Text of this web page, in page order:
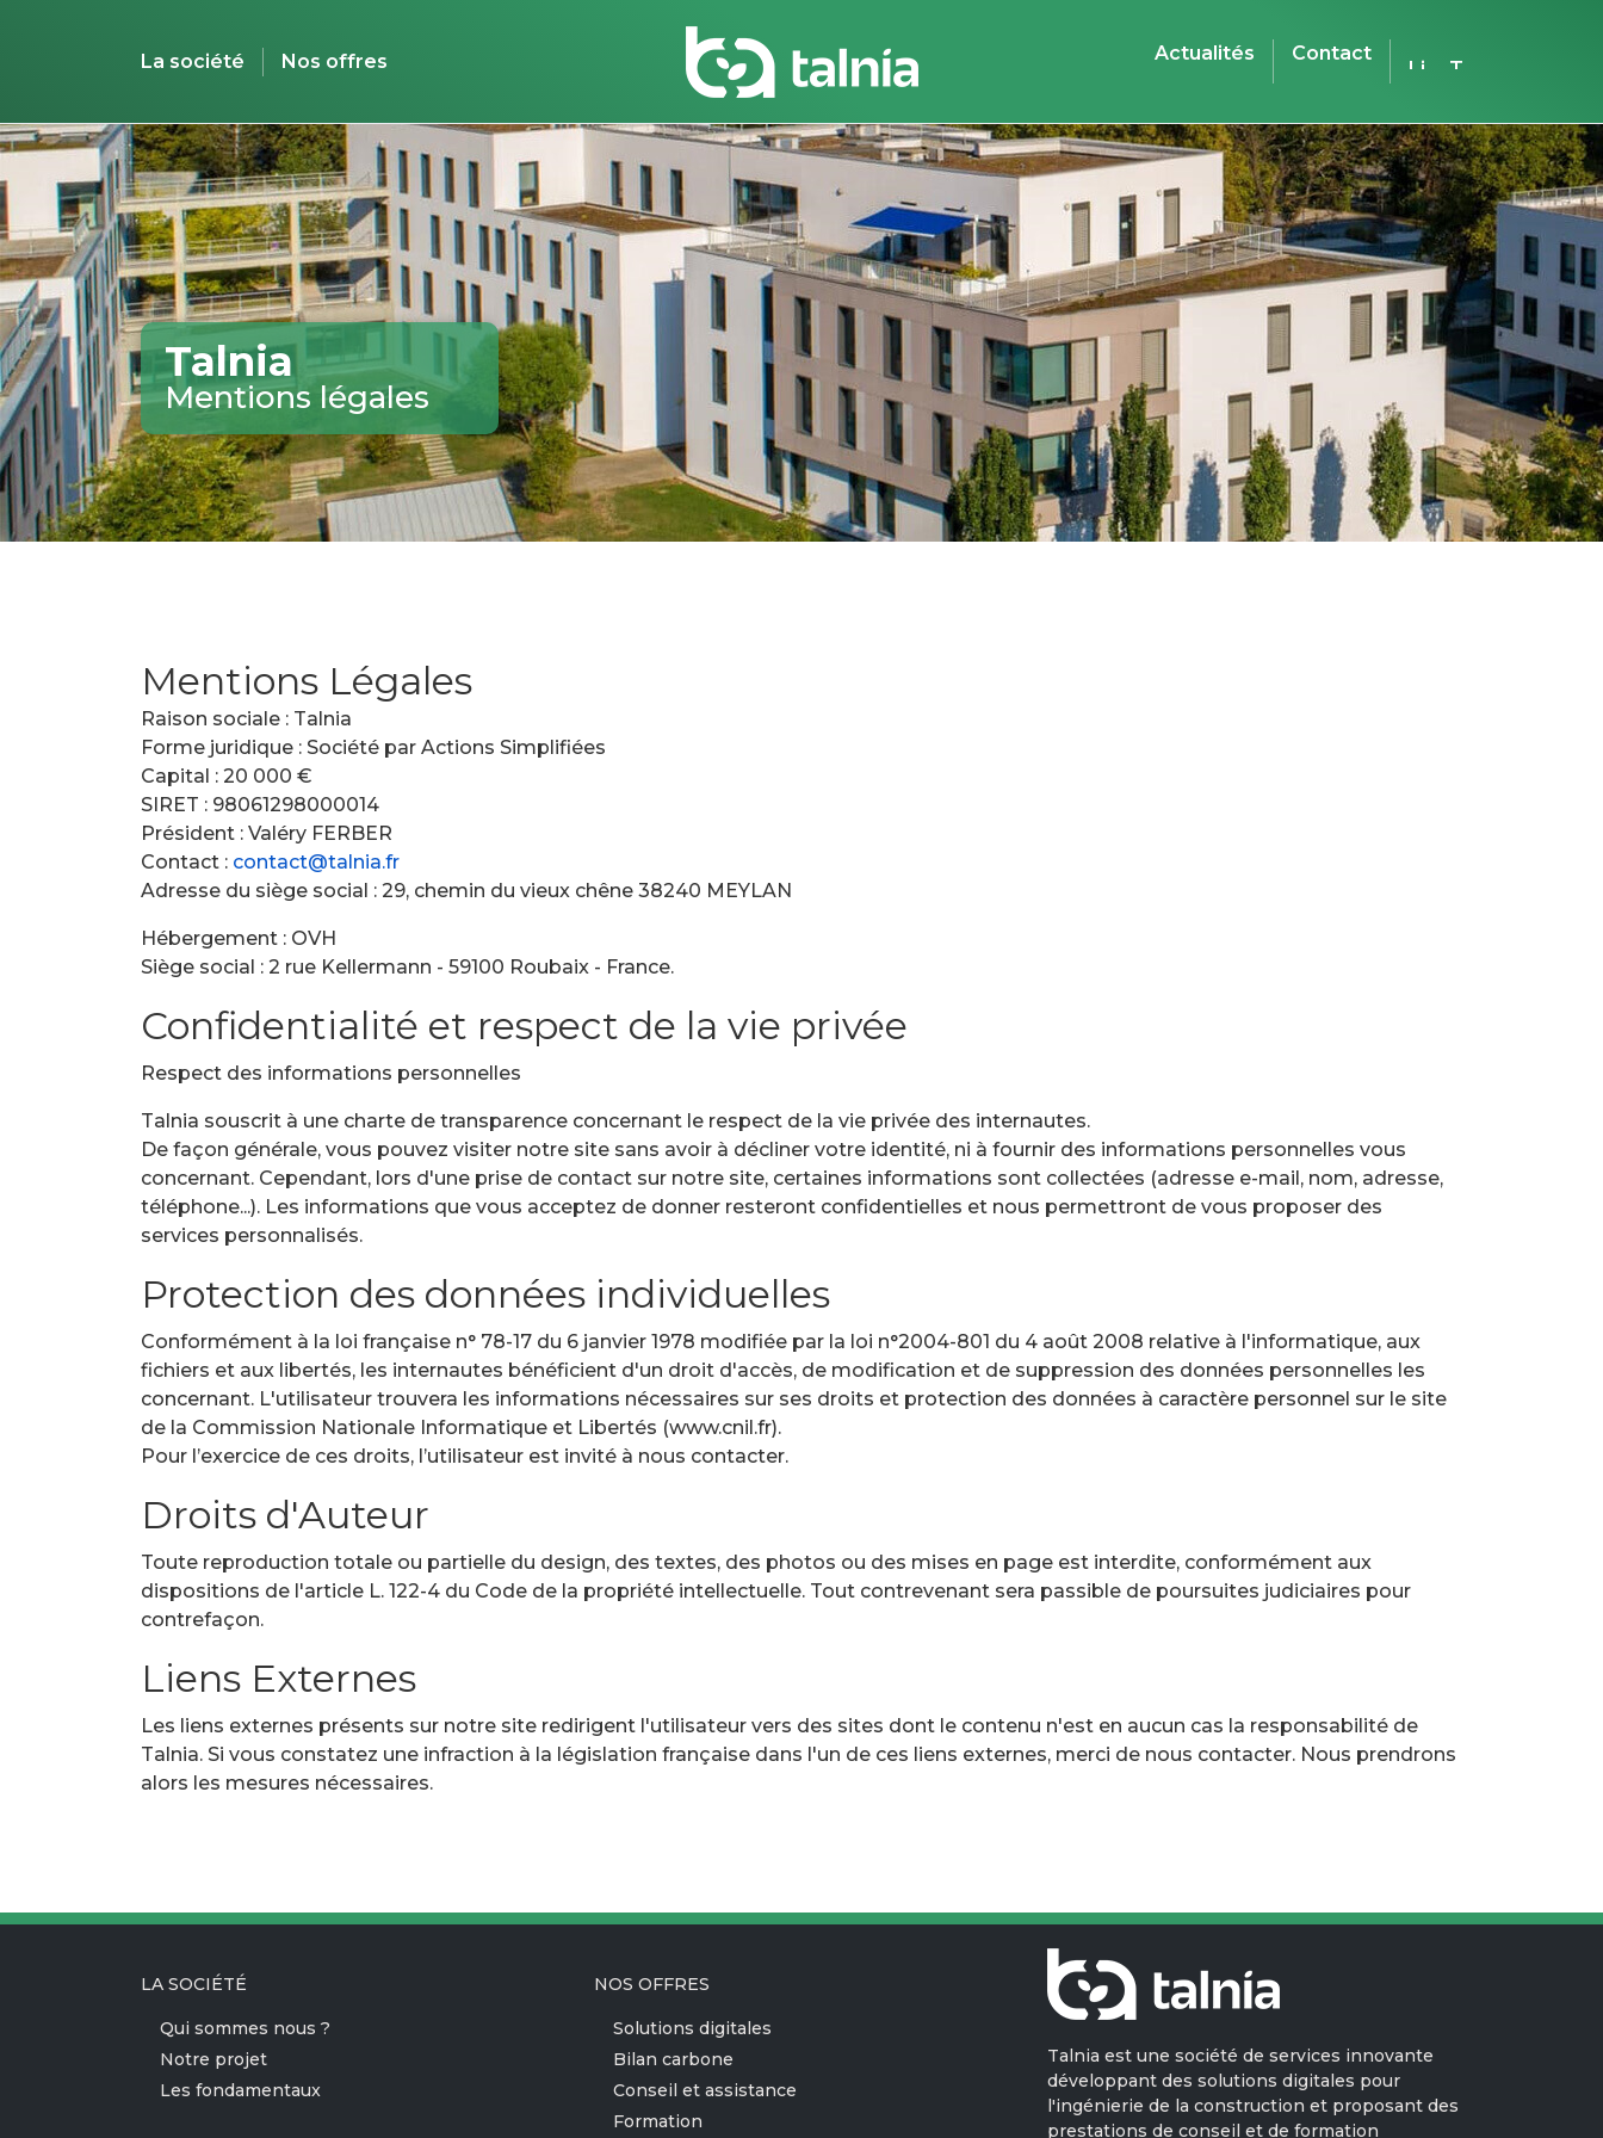
La société Nos offres Actualités Contact
LinkedinTéléphone
Talnia
Mentions légales
Mentions Légales
Raison sociale : Talnia
Forme juridique : Société par Actions Simplifiées
Capital : 20 000 €
SIRET : 98061298000014
Président : Valéry FERBER
Contact : contact@talnia.fr
Adresse du siège social : 29, chemin du vieux chêne 38240 MEYLAN
Hébergement : OVH
Siège social : 2 rue Kellermann - 59100 Roubaix - France.
Confidentialité et respect de la vie privée
Respect des informations personnelles
Talnia souscrit à une charte de transparence concernant le respect de la vie privée des internautes.
De façon générale, vous pouvez visiter notre site sans avoir à décliner votre identité, ni à fournir des informations personnelles vous
concernant. Cependant, lors d'une prise de contact sur notre site, certaines informations sont collectées (adresse e-mail, nom, adresse,
téléphone...). Les informations que vous acceptez de donner resteront confidentielles et nous permettront de vous proposer des
services personnalisés.
Protection des données individuelles
Conformément à la loi française n° 78-17 du 6 janvier 1978 modifiée par la loi n°2004-801 du 4 août 2008 relative à l'informatique, aux
fichiers et aux libertés, les internautes bénéficient d'un droit d'accès, de modification et de suppression des données personnelles les
concernant. L'utilisateur trouvera les informations nécessaires sur ses droits et protection des données à caractère personnel sur le site
de la Commission Nationale Informatique et Libertés (www.cnil.fr).
Pour l’exercice de ces droits, l’utilisateur est invité à nous contacter.
Droits d'Auteur
Toute reproduction totale ou partielle du design, des textes, des photos ou des mises en page est interdite, conformément aux
dispositions de l'article L. 122-4 du Code de la propriété intellectuelle. Tout contrevenant sera passible de poursuites judiciaires pour
contrefaçon.
Liens Externes
Les liens externes présents sur notre site redirigent l'utilisateur vers des sites dont le contenu n'est en aucun cas la responsabilité de
Talnia. Si vous constatez une infraction à la législation française dans l'un de ces liens externes, merci de nous contacter. Nous prendrons
alors les mesures nécessaires.
LA SOCIÉTÉ
Qui sommes nous ?
Notre projet
Les fondamentaux
NOS OFFRES
Solutions digitales
Bilan carbone
Conseil et assistance
Formation
Talnia est une société de services innovante
développant des solutions digitales pour
l'ingénierie de la construction et proposant des
prestations de conseil et de formation